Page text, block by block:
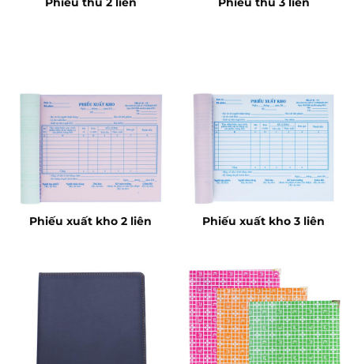
Phiếu xuất kho 2 liên Phiếu xuất kho 3 liên